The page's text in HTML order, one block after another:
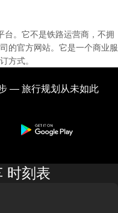
台。它不是铁路运营商，不拥
的官方网站。它是一个商业服
方式。
— 旅行规划从未如此
时刻表